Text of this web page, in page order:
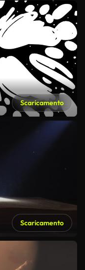
Scaricamento
Scaricamento